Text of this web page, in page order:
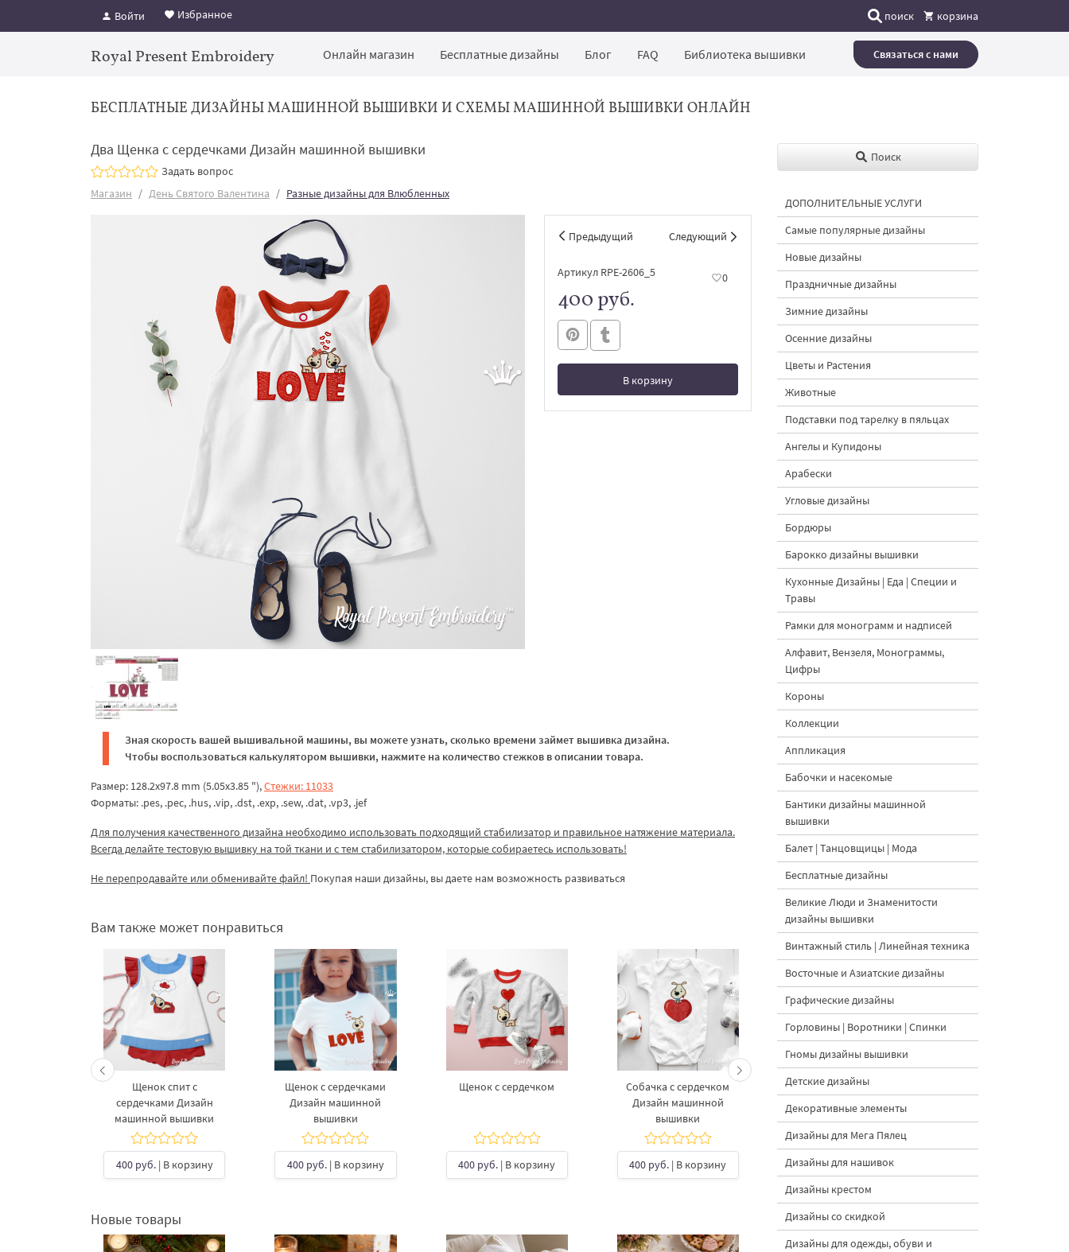
Войти Избранное поиск корзина
Royal Present Embroidery Онлайн магазин Бесплатные дизайны Блог FAQ Библиотека вышивки Связаться с нами
БЕСПЛАТНЫЕ ДИЗАЙНЫ МАШИННОЙ ВЫШИВКИ И СХЕМЫ МАШИННОЙ ВЫШИВКИ ОНЛАЙН
Два Щенка с сердечками Дизайн машинной вышивки
Задать вопрос
Магазин
День Святого Валентина Разные дизайны для Влюбленных
Предыдущий Следующий
Артикул RPE-2606_5 0
400 руб.
В корзину
В корзине
Зная скорость вашей вышивальной машины, вы можете узнать, сколько времени займет вышивка дизайна.
Чтобы воспользоваться калькулятором вышивки, нажмите на количество стежков в описании товара.
Размер: 128.2x97.8 mm (5.05x3.85 "),Стежки: 11033
Форматы: .pes, .pec, .hus, .vip, .dst, .exp, .sew, .dat, .vp3, .jef
Для получения качественного дизайна необходимо использовать подходящий стабилизатор и правильное натяжение материала.
Всегда делайте тестовую вышивку на той ткани и с тем стабилизатором, которые собираетесь использовать!
Не перепродавайте или обменивайте файл! Покупая наши дизайны, вы даете нам возможность развиваться
Вам также может понравиться
Щенок спит с
сердечками Дизайн
машинной вышивки
400 руб.| В корзину
Щенок с сердечками
Дизайн машинной
вышивки
400 руб.| В корзину
Щенок с сердечком
400 руб. | В корзину
Собачка с сердечком
Дизайн машинной
вышивки
400 руб. | В корзину
Щенок спит с
машинной вышивки
400 руб.| В корзину
Новые товары
Поиск
ДОПОЛНИТЕЛЬНЫЕ УСЛУГИ
Самые популярные дизайны
Новые дизайны
Праздничные дизайны
Зимние дизайны
Осенние дизайны
Цветы и Растения
Животные
Подставки под тарелку в пяльцах
Ангелы и Купидоны
Арабески
Угловые дизайны
Бордюры
Барокко дизайны вышивки
Кухонные Дизайны | Еда | Специи и
Травы
Рамки для монограмм и надписей
Алфавит, Вензеля, Монограммы,
Цифры
Короны
Коллекции
Аппликация
Бабочки и насекомые
Бантики дизайны машинной
вышивки
Балет | Танцовщицы | Мода
Бесплатные дизайны
Великие Люди и Знаменитости
дизайны вышивки
Винтажный стиль | Линейная техника
Восточные и Азиатские дизайны
Графические дизайны
Горловины | Воротники | Спинки
Гномы дизайны вышивки
Детские дизайны
Декоративные элементы
Дизайны для Мега Пялец
Дизайны для нашивок
Дизайны крестом
Дизайны со скидкой
Дизайны для одежды, обуви и